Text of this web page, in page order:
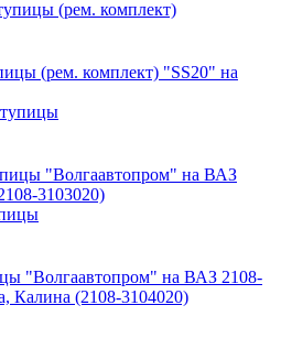
(рем. комплект) "SS20" на
"Волгаавтопром" на ВАЗ
3103020)
"Волгаавтопром" на ВАЗ 2108-
Калина (2108-3104020)